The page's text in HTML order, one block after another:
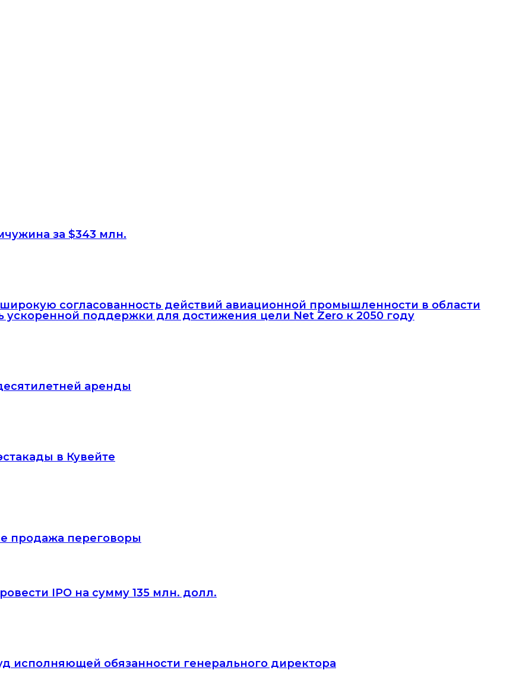
за $343 млн.
согласованность действий авиационной промышленности в области
ускоренной поддержки для достижения цели Net Zero к 2050 году
аренды
в Кувейте
продажа переговоры
IPO на сумму 135 млн. долл.
исполняющей обязанности генерального директора